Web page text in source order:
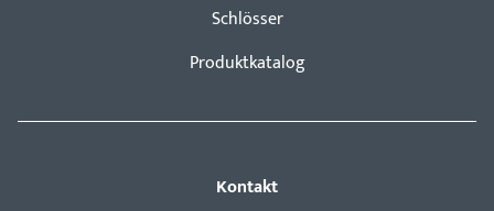
Schlösser
Produktkatalog
Kontakt